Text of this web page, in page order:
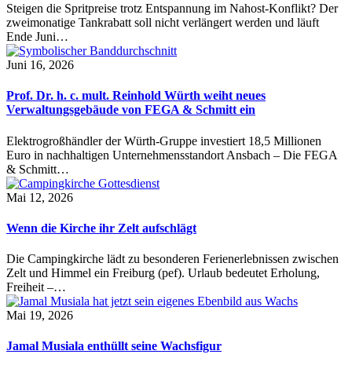
Steigen die Spritpreise trotz Entspannung im Nahost-Konflikt? Der
zweimonatige Tankrabatt soll nicht verlängert werden und läuft
Ende Juni…
Juni 16, 2026
Prof. Dr. h. c. mult. Reinhold Würth weiht neues
Verwaltungsgebäude von FEGA & Schmitt ein
Elektrogroßhändler der Würth-Gruppe investiert 18,5 Millionen
Euro in nachhaltigen Unternehmensstandort Ansbach – Die FEGA
& Schmitt…
Mai 12, 2026
Wenn die Kirche ihr Zelt aufschlägt
Die Campingkirche lädt zu besonderen Ferienerlebnissen zwischen
Zelt und Himmel ein Freiburg (pef). Urlaub bedeutet Erholung,
Freiheit –…
Mai 19, 2026
Jamal Musiala enthüllt seine Wachsfigur